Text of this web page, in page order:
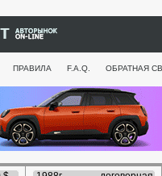
ПРАВИЛА F.A.Q. ОБРАТНАЯ